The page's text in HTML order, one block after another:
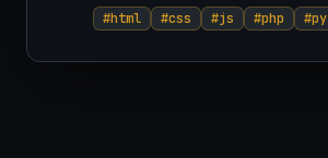
#html
#css #js #php